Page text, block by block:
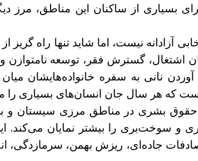
بسیاری از ساکنان این مناطق، مرز
آزادانه نیست، اما شاید تنها راه
گسترش فقر، توسعه
نانی به سفره خانواده‌هایشان
که هر سال جان انسان‌های بسیاری را
بشری در مناطق مرزی سیستان و
و سوخت‌بری را بیشتر نمایان می‌کند.
جاده‌ای، ریزش بهمن، سرمازدگی،